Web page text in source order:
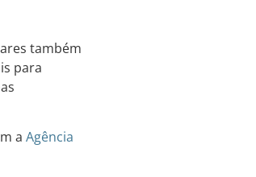
também
para
a Agência